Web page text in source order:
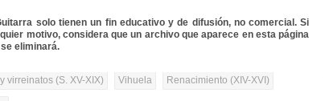
solo tienen un fin educativo y de difusión, no comercial. Si
motivo, considera que un archivo que aparece en esta página
eliminará.
virreinatos (S. XV-XIX) Vihuela Renacimiento (XIV-XVI)